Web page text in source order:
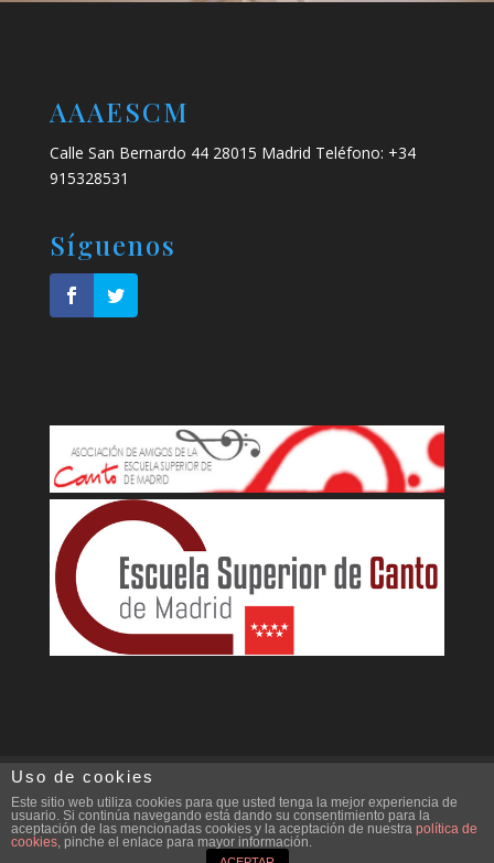
AAAESCM
Calle San Bernardo 44 28015 Madrid Teléfono: +34
915328531
Síguenos
Aviso legal
Diseño Web Ideare
Uso de cookies
Este sitio web utiliza cookies para que usted tenga la mejor experiencia de
usuario. Si continúa navegando está dando su consentimiento para la
aceptación de las mencionadas cookies y la aceptación de nuestra política de
cookies, pinche el enlace para mayor información.